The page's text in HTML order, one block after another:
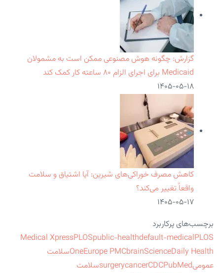
گزارش: چگونه هوش مصنوعی ممکن است به مشمولان
Medicaid برای اجرای الزام ۸۰ ساعته کار کمک کند
۱۴۰۵-۰۵-۱۸
کاهش مصرف خوراکی‌های شیرین: آیا اشتیاق و سلامت
واقعاً تغییر می‌کند؟
۱۴۰۵-۰۵-۱۷
برچسب‌های پرکاربرد
Medical XpressPLOSpublic-healthdefault-medicalPLOS
OneEurope PMCbrainScienceDaily Health
سلامت
عمومی
surgerycancerCDCPubMed
سلامت